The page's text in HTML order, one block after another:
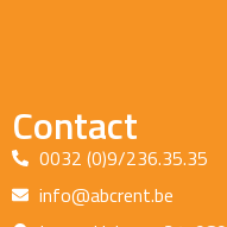
Contact
0032 (0)9/236.35.35
info@abcrent.be